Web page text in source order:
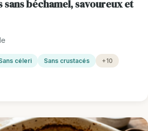
sans béchamel, savoureux et
céleri Sans crustacés +10